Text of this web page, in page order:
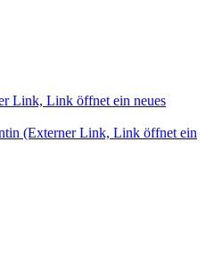
Link, Link öffnet ein neues
(Externer Link, Link öffnet ein